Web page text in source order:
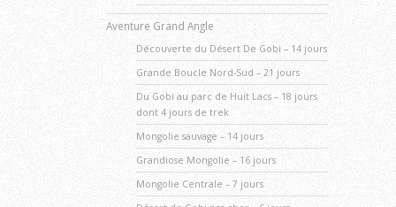
Aventure Grand Angle
Découverte du Désert De Gobi – 14 jours
Grande Boucle Nord-Sud – 21 jours
Du Gobi au parc de Huit Lacs – 18 jours
dont 4 jours de trek
Mongolie sauvage – 14 jours
Grandiose Mongolie – 16 jours
Mongolie Centrale – 7 jours